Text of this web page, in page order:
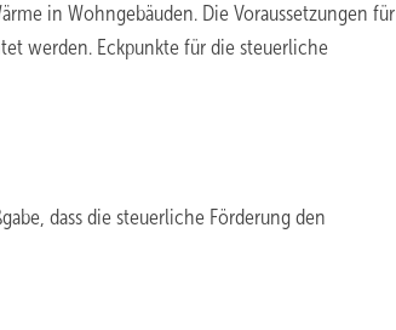
in Wohngebäuden. Die Voraussetzungen für
werden. Eckpunkte für die steuerliche
dass die steuerliche Förderung den